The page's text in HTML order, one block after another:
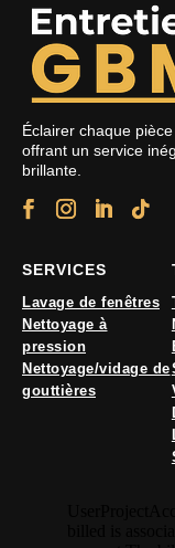
Éclairer chaque
offrant un service
brillante.
SERVICES
Lavage de fenêtres
Nettoyage à
pression
Nettoyage/vidage de
gouttières